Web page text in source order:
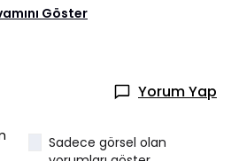
Göster
Yorum Yap
Sadece görsel olan